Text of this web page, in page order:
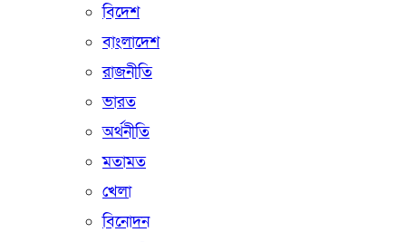
বিদেশ
বাংলাদেশ
রাজনীতি
ভারত
অর্থনীতি
মতামত
খেলা
বিনোদন